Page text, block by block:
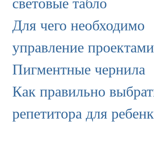
Для чего необходимо
управление проектами
Пигментные чернила
Как правильно
репетитора для